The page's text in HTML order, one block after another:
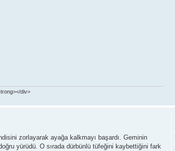
div>
zorlayarak ayağa kalkmayı başardı. Geminin
yürüdü. O sırada dürbünlü tüfeğini kaybettiğini fark